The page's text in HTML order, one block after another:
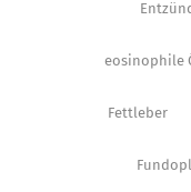
eosinophile
Fettleber